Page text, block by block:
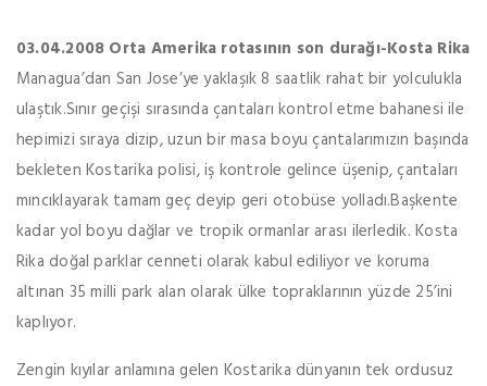
03.04.2008 Orta Amerika rotasının son durağı-Kosta Rika
Managua’dan San Jose’ye yaklaşık 8 saatlik rahat bir yolculukla
ulaştık.Sınır geçişi sırasında çantaları kontrol etme bahanesi ile
hepimizi sıraya dizip, uzun bir masa boyu çantalarımızın başında
bekleten Kostarika polisi, iş kontrole gelince üşenip, çantaları
mıncıklayarak tamam geç deyip geri otobüse yolladı.Başkente
kadar yol boyu dağlar ve tropik ormanlar arası ilerledik. Kosta
Rika doğal parklar cenneti olarak kabul ediliyor ve koruma
altınan 35 milli park alan olarak ülke topraklarının yüzde 25’ini
kaplıyor.
Zengin kıyılar anlamına gelen Kostarika dünyanın tek ordusuz